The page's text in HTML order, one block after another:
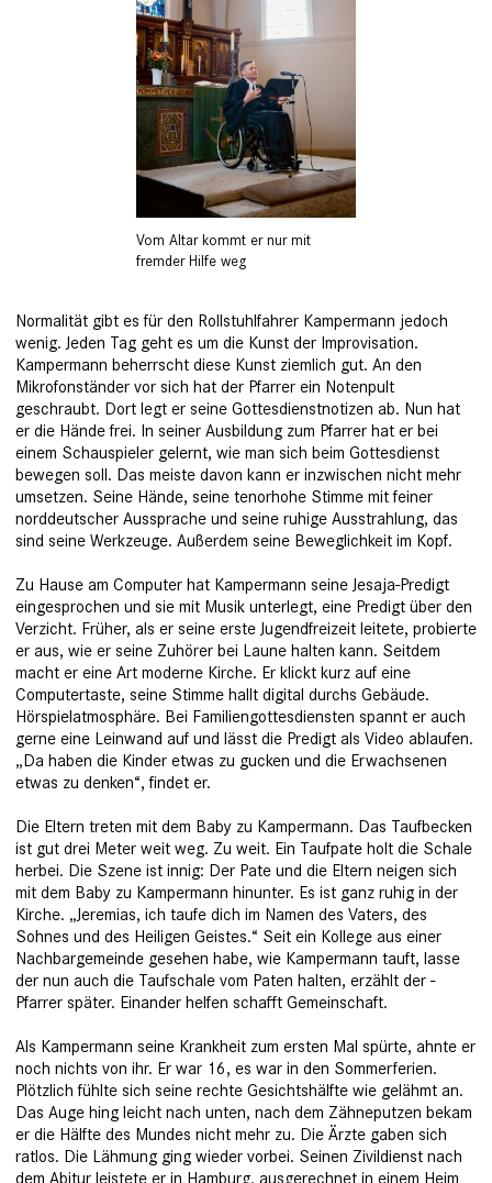
Vom Altar kommt er nur mit
fremder Hilfe weg
Normalität gibt es für den Rollstuhlfahrer Kampermann jedoch
wenig. Jeden Tag geht es um die Kunst der Improvisa­tion.
Kampermann beherrscht diese Kunst ziemlich gut. An den
Mikrofonständer vor sich hat der Pfarrer ein Notenpult
geschraubt. Dort legt er seine Gottesdienstnotizen ab. Nun hat
er die Hände frei. In seiner Ausbildung zum Pfarrer hat er bei
einem Schauspieler gelernt, wie man sich beim Gottesdienst
bewegen soll. Das meiste davon kann er inzwischen nicht mehr
umsetzen. Seine Hände, seine tenorhohe Stimme mit feiner
norddeutscher Aussprache und seine ruhige Ausstrahlung, das
sind seine Werkzeuge. Außerdem ­seine Beweglichkeit im Kopf.
Zu Hause am Computer hat Kampermann seine Jesaja-Predigt
eingesprochen und sie mit Musik unterlegt, eine Predigt über den
Verzicht. Früher, als er seine erste Jugendfreizeit leitete, probierte
er aus, wie er seine Zuhörer bei Laune halten kann. Seitdem
macht er eine Art moderne ­Kirche. Er klickt kurz auf eine
Computertaste, seine Stimme hallt digital durchs ­Gebäude.
Hörspielatmosphäre. Bei Familien­gottesdiensten spannt er auch
gerne eine Leinwand auf und lässt die ­Predigt als Video ablaufen.
„Da haben die Kinder etwas zu gucken und die Erwachsenen
etwas zu denken“, findet er.
Die Eltern treten mit dem Baby zu ­Kampermann. Das Taufbecken
ist gut drei Meter weit weg. Zu weit. Ein Taufpate holt die Schale
herbei. Die Szene ist innig: Der Pate und die Eltern neigen sich
mit dem Baby zu Kampermann hinunter. Es ist ganz ruhig in der
Kirche. „Jeremias, ich taufe dich im Namen des Vaters, des
Sohnes und des Heiligen Geistes.“ Seit ein Kollege aus einer
Nachbargemeinde ge­sehen habe, wie Kampermann tauft, lasse
der nun auch die Taufschale vom ­Paten halten, erzählt der ­
Pfarrer später. Einander helfen schafft Gemeinschaft.
Als Kampermann seine Krankheit zum ersten Mal spürte, ahnte er
noch nichts von ihr. Er war 16, es war in den Sommerferien.
Plötzlich fühlte sich seine rechte Gesichtshälfte wie gelähmt an.
Das Auge hing leicht nach unten, nach dem Zähneputzen bekam
er die Hälfte des Mundes nicht mehr zu. Die Ärzte gaben sich
ratlos. Die Lähmung ging wieder vorbei. Seinen Zivildienst nach
dem Abitur leistete er in Hamburg, ausgerechnet in einem Heim